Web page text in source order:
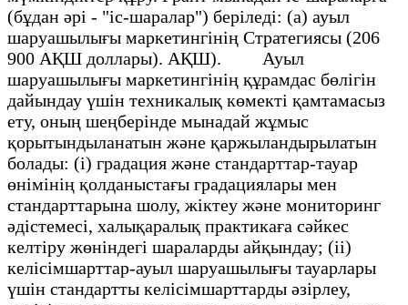
(бұдан әрі - "іс-шаралар") беріледі: (а) ауыл
шаруашылығы маркетингінің Стратегиясы (206
900 АҚШ доллары). АҚШ). Ауыл
шаруашылығы маркетингінің құрамдас бөлігін
дайындау үшін техникалық көмекті қамтамасыз
ету, оның шеңберінде мынадай жұмыс
қорытындыланатын және қаржыландырылатын
болады: (i) градация және стандарттар-тауар
өнімінің қолданыстағы градациялары мен
стандарттарына шолу, жіктеу және мониторинг
әдістемесі, халықаралық практикаға сәйкес
келтіру жөніндегі шараларды айқындау; (ii)
келісімшарттар-ауыл шаруашылығы тауарлары
үшін стандартты келісімшарттарды әзірлеу,